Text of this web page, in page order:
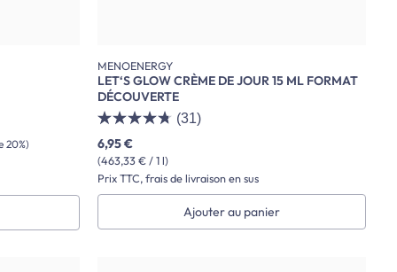
20%)
MENOENERGY
LET‘S GLOW CRÈME DE JOUR 15 ML FORMAT
DÉCOUVERTE
(31)
(463,33 € / 1 l)
6,95 €
Prix TTC, frais de livraison en sus
Ajouter au panier